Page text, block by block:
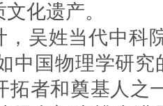
物质文化遗
吴姓当代中科
中国物理学研究
拓者和奠基人之